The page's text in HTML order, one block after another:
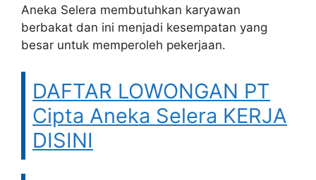
Aneka Selera membutuhkan karyawan
berbakat dan ini menjadi kesempatan yang
besar untuk memperoleh pekerjaan.
DAFTAR LOWONGAN PT
Cipta Aneka Selera KERJA
DISINI